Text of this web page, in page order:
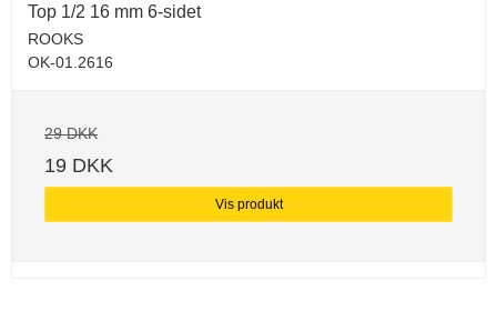
Top 1/2 16 mm 6-sidet
ROOKS
OK-01.2616
29 DKK
19 DKK
Vis produkt